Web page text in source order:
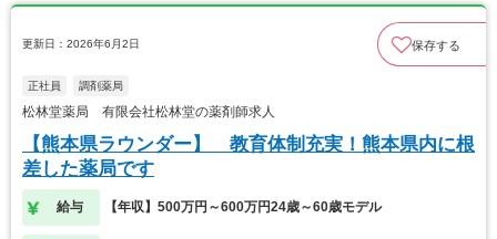
更新日：2026年6月2日 保存する
正社員 調剤薬局
松林堂薬局 有限会社松林堂の薬剤師求人
【熊本県ラウンダー】 教育体制充実！熊本県内に根
差した薬局です
給与 【年収】500万円～600万円24歳～60歳モデル